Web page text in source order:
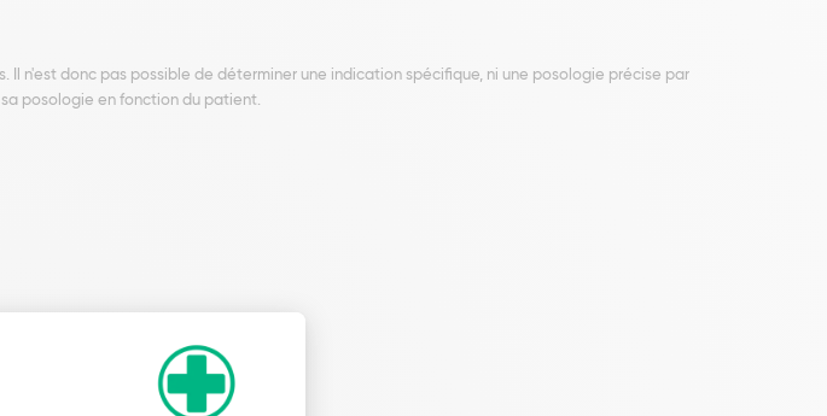
n'est donc pas possible de déterminer une indication spécifique, ni une posologie précise par
posologie en fonction du patient.